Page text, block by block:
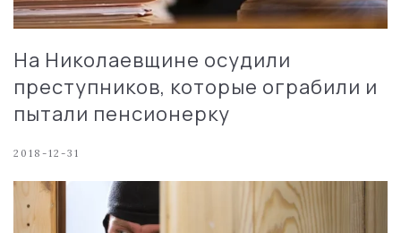
На Николаевщине осудили
преступников, которые ограбили и
пытали пенсионерку
2018-12-31